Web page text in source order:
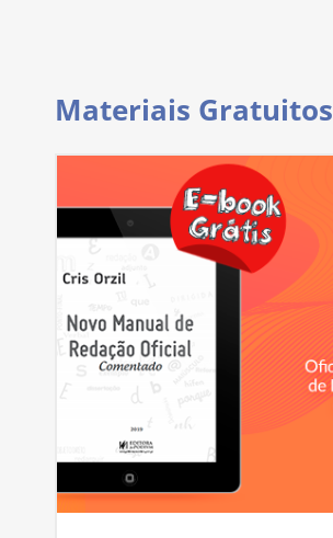
Materiais Gratuitos